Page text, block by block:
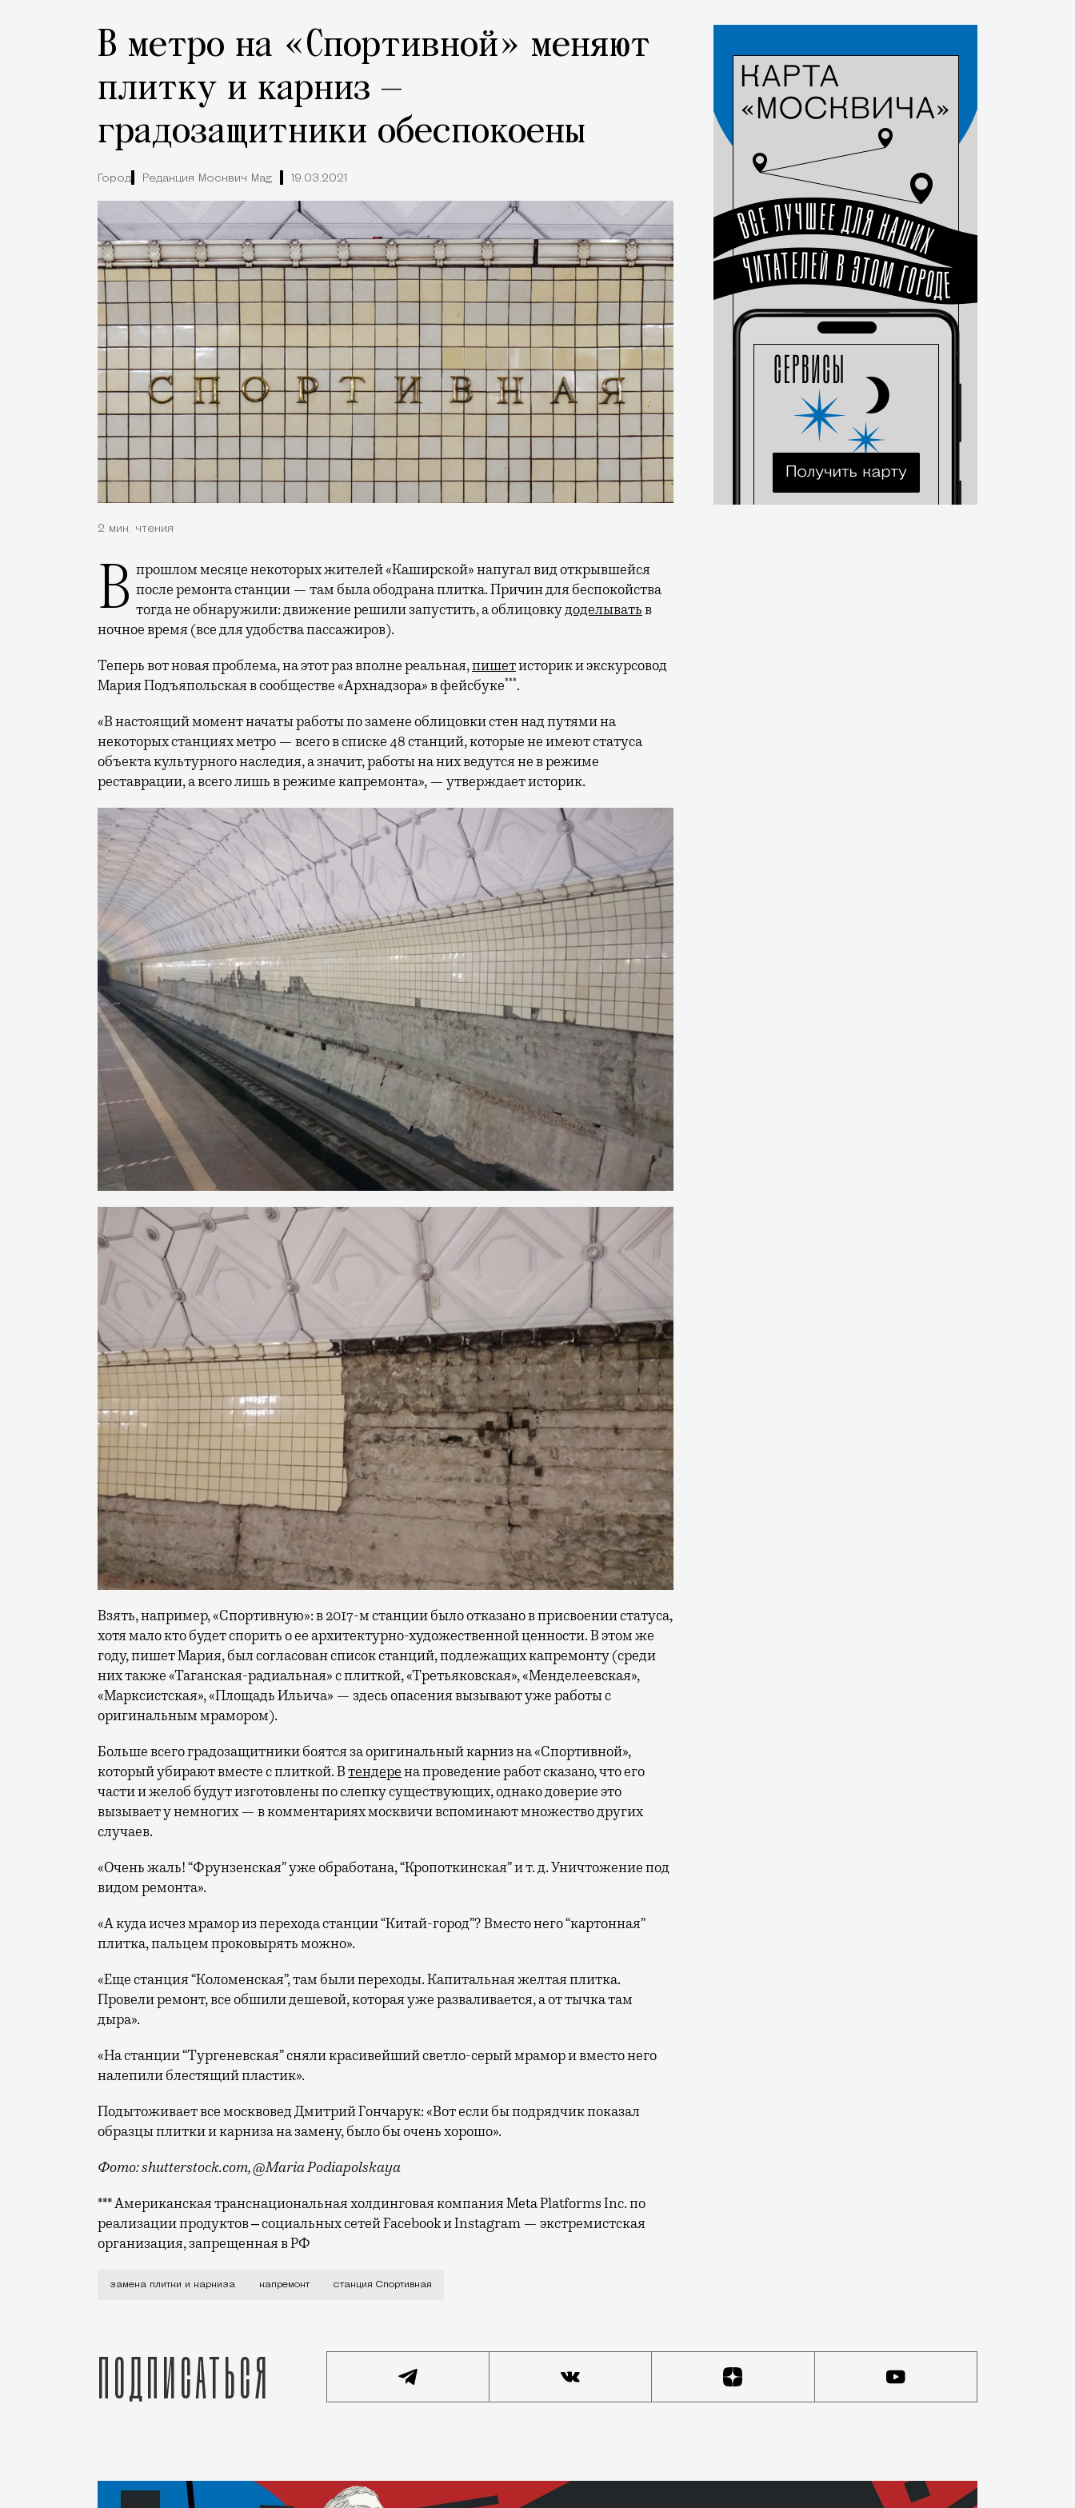
В метро на «Спортивной» меняют
плитку и карниз —
градозащитники обеспокоены
Город Редакция Москвич Mag 19.03.2021
2 мин. чтения
В прошлом месяце некоторых жителей «Каширской» напугал вид открывшейся после ремонта станции — там была ободрана плитка. Причин для беспокойства
тогда не обнаружили: движение решили запустить, а облицовкудоделыватьв
ночное время (все для удобства пассажиров).
Теперь вот новая проблема, на этот раз вполне реальная,пишетисторик и экскурсовод
Мария Подъяпольская в сообществе «Архнадзора» в фейсбуке***.
«В настоящий момент начаты работы по замене облицовки стен над путями на
некоторых станциях метро — всего в списке 48 станций, которые не имеют статуса
объекта культурного наследия, а значит, работы на них ведутся не в режиме
реставрации, а всего лишь в режиме капремонта», — утверждает историк.
Взять, например, «Спортивную»: в 2017-м станции было отказано в присвоении статуса,
хотя мало кто будет спорить о ее архитектурно-художественной ценности. В этом же
году, пишет Мария, был согласован список станций, подлежащих капремонту (среди
них также «Таганская-радиальная» с плиткой, «Третьяковская», «Менделеевская»,
«Марксистская», «Площадь Ильича» — здесь опасения вызывают уже работы с
оригинальным мрамором).
Больше всего градозащитники боятся за оригинальный карниз на «Спортивной»,
который убирают вместе с плиткой. Втендерена проведение работ сказано, что его
части и желоб будут изготовлены по слепку существующих, однако доверие это
вызывает у немногих — в комментариях москвичи вспоминают множество других
случаев.
«Очень жаль! “Фрунзенская” уже обработана, “Кропоткинская” и т. д. Уничтожение под
видом ремонта».
«А куда исчез мрамор из перехода станции “Китай-город”? Вместо него “картонная”
плитка, пальцем проковырять можно».
«Еще станция “Коломенская”, там были переходы. Капитальная желтая плитка.
Провели ремонт, все обшили дешевой, которая уже разваливается, а от тычка там
дыра».
«На станции “Тургеневская” сняли красивейший светло-серый мрамор и вместо него
налепили блестящий пластик».
Подытоживает все москвовед Дмитрий Гончарук: «Вот если бы подрядчик показал
образцы плитки и карниза на замену, было бы очень хорошо».
Фото: shutterstock.com, @Maria Podiapolskaya
*** Американская транснациональная холдинговая компания Meta Platforms Inc. по
реализации продуктов ‒ социальных сетей Facebook и Instagram — экстремистская
организация, запрещенная в РФ
замена плитки и карниза капремонт станция Спортивная
Подписаться
Город